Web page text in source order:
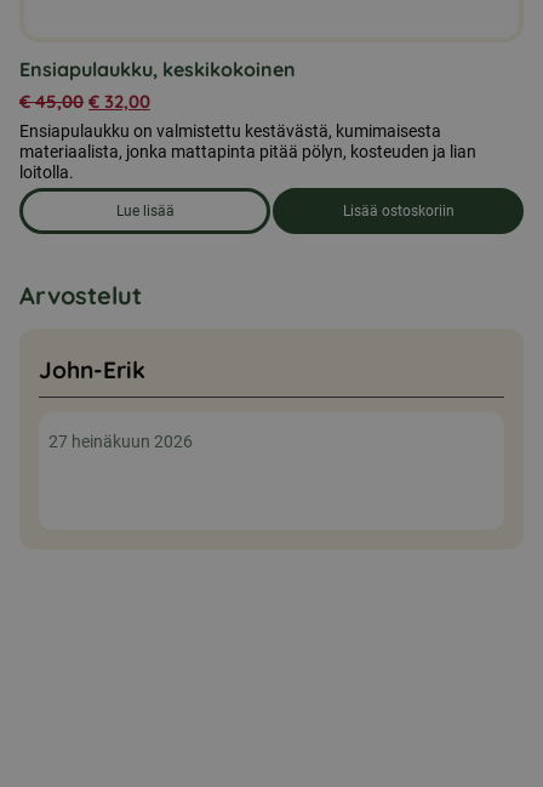
Ensiapulaukku, keskikokoinen
€45,00 € 32,00
Ensiapulaukku on valmistettu kestävästä, kumimaisesta
materiaalista, jonka mattapinta pitää pölyn, kosteuden ja lian
loitolla.
Lue lisää
om produkten Ensiapulaukku, keskikokoinen
Lisää ostoskoriin
Arvostelut
John-Erik
27 heinäkuun 2026